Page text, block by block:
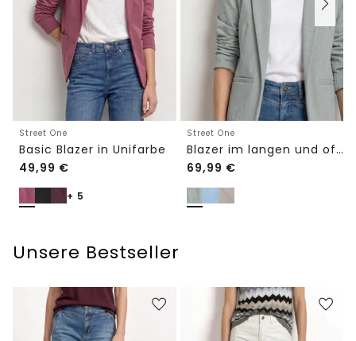
Street One
Basic Blazer in Unifarbe
49,99 €
+ 5
Street One
Blazer im langen und offenen Schnitt
69,99 €
Unsere Bestseller